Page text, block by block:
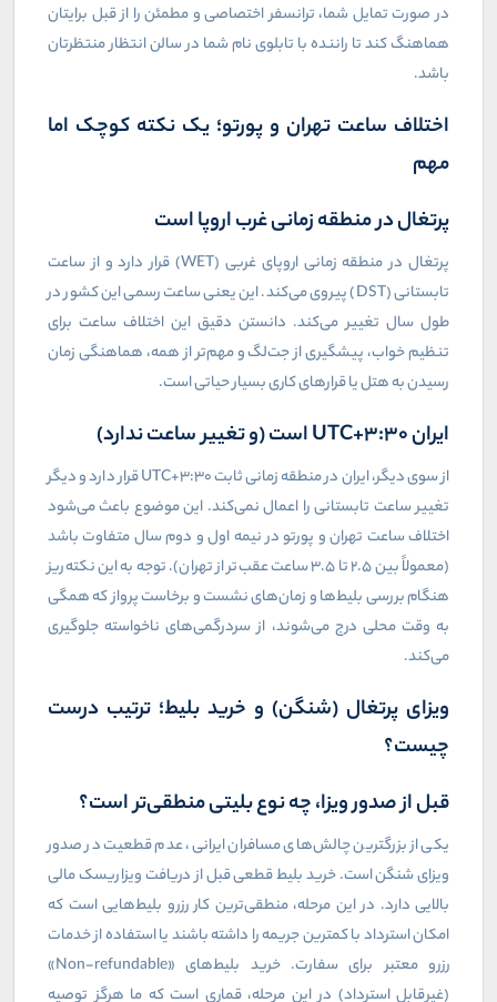
در صورت تمایل شما، ترانسفر اختصاصی و مطمئن را از قبل برایتان
هماهنگ کند تا راننده با تابلوی نام شما در سالن انتظار منتظرتان
باشد.
اختلاف ساعت تهران و پورتو؛ یک نکته کوچک اما
مهم
پرتغال در منطقه زمانی غرب اروپا است
پرتغال در منطقه زمانی اروپای غربی (WET) قرار دارد و از ساعت
تابستانی (DST) پیروی می‌کند. این یعنی ساعت رسمی این کشور در
طول سال تغییر می‌کند. دانستن دقیق این اختلاف ساعت برای
تنظیم خواب، پیشگیری از جت‌لگ و مهم‌تر از همه، هماهنگی زمان
رسیدن به هتل یا قرارهای کاری بسیار حیاتی است.
ایرانUTC+3:30است (و تغییر ساعت ندارد)
از سوی دیگر، ایران در منطقه زمانی ثابتUTC+3:30قرار دارد و دیگر
تغییر ساعت تابستانی را اعمال نمی‌کند. این موضوع باعث می‌شود
اختلاف ساعت تهران و پورتو در نیمه اول و دوم سال متفاوت باشد
(معمولاً بین ۲.۵ تا ۳.۵ ساعت عقب‌تر از تهران). توجه به این نکته ریز
هنگام بررسی بلیط‌ها و زمان‌های نشست و برخاست پرواز که همگی
به وقت محلی درج می‌شوند، از سردرگمی‌های ناخواسته جلوگیری
می‌کند.
ویزای پرتغال (شنگن) و خرید بلیط؛ ترتیب درست
چیست؟
قبل از صدور ویزا، چه نوع بلیتی منطقی‌تر است؟
یکی از بزرگترین چالش‌های مسافران ایرانی، عدم قطعیت در صدور
ویزای شنگن است. خرید بلیط قطعی قبل از دریافت ویزا ریسک مالی
بالایی دارد. در این مرحله، منطقی‌ترین کار رزرو بلیط‌هایی است که
امکان استرداد با کمترین جریمه را داشته باشند یا استفاده از خدمات
رزرو معتبر برای سفارت. خرید بلیط‌های «Non-refundable
»
(غیرقابل استرداد) در این مرحله، قماری است که ما هرگز توصیه